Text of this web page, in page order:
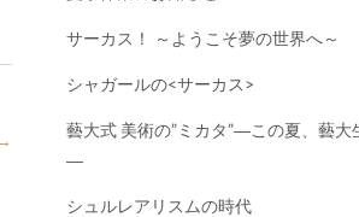
サーカス！ ～ようこそ夢の世界へ～
シャガールの<サーカス>
藝大式 美術の”ミカタ”―この夏、藝大
―
シュルレアリスムの時代